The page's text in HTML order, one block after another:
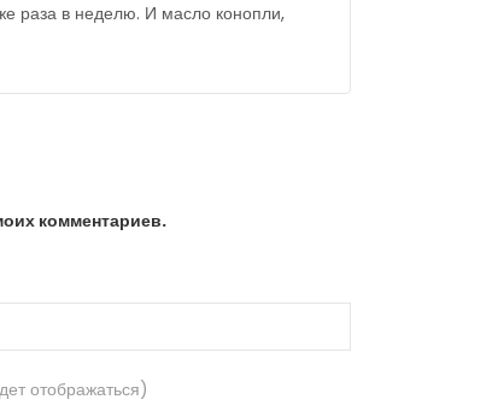
раза в неделю. И масло конопли,
комментариев.
отображаться)